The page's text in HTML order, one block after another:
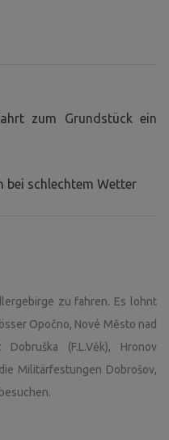
zum Grundstück ein
bei schlechtem Wetter
zu fahren. Es lohnt
Opočno, Nové Město nad
(F.L.Věk), Hronov
Militärfestungen Dobrošov,